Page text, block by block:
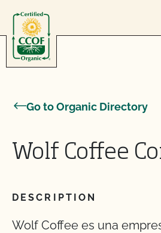
Go to Organic Directory
Wolf Coffee
DESCRIPTION
Wolf Coffee es una